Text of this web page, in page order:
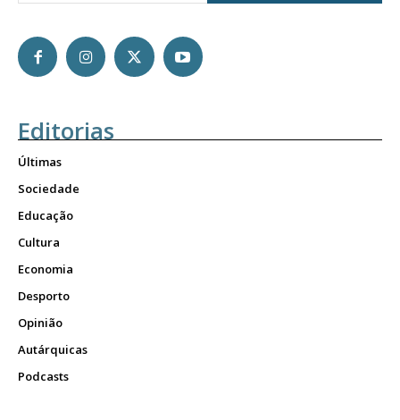
Editorias
Últimas
Sociedade
Educação
Cultura
Economia
Desporto
Opinião
Autárquicas
Podcasts